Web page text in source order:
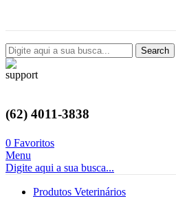
Search
(62) 4011-3838
0 Favoritos
Menu
Digite aqui a sua busca...
Produtos Veterinários